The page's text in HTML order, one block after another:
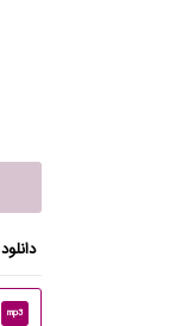
دانلود
mp3